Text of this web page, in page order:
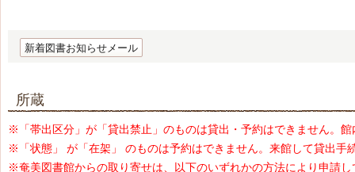
新着図書お知らせメール
所蔵
※「帯出区分」が「貸出禁止」のものは貸出・予約はできません。
※「状態」 が「在架」 のものは予約はできません。来館して貸出手
※奄美図書館からの取り寄せは、以下のいずれかの方法により申請し